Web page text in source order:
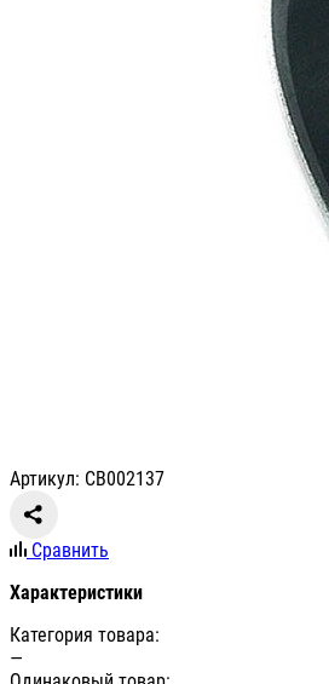
Артикул: СВ002137
Сравнить
Характеристики
Категория товара:
—